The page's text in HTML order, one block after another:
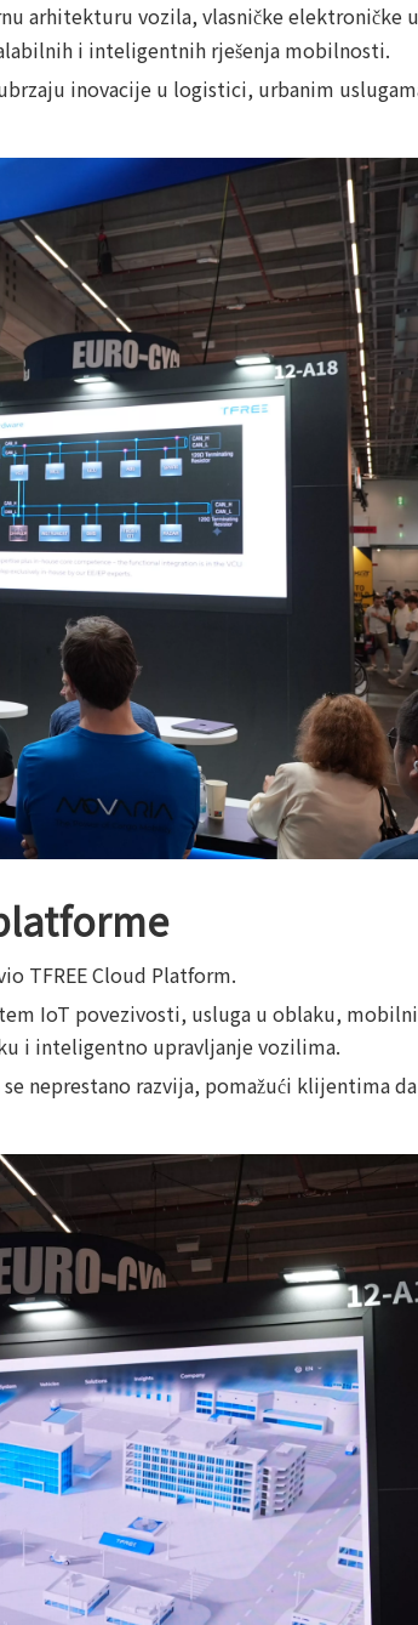
arhitekturu vozila, vlasničke elektroničke
i inteligentnih rješenja mobilnosti.
inovacije u logistici, urbanim
TFREE Cloud Platform.
IoT povezivosti, usluga u oblaku,
i inteligentno upravljanje vozilima.
neprestano razvija, pomažući klijentima